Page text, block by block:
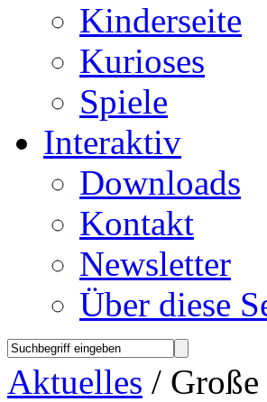
Kinderseite
Kurioses
Spiele
Interaktiv
Downloads
Kontakt
Newsletter
Über diese
Aktuelles /